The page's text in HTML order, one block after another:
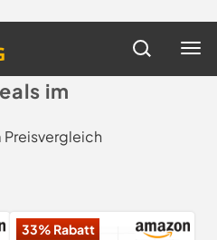
im
Preisvergleich
33% Rabatt